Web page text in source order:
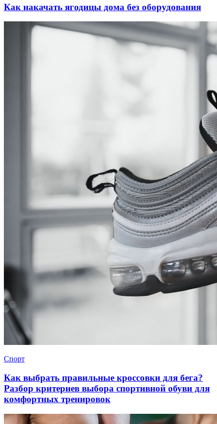
Как накачать ягодицы дома без оборудования
Спорт
Как выбрать правильные кроссовки для бега?
Разбор критериев выбора спортивной обуви для
комфортных тренировок